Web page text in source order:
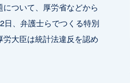
ついて、厚労省などから
日、弁護士らでつくる特別
大臣は統計法違反を認め